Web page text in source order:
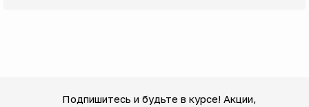
Подпишитесь и будьте в курсе! Акции,